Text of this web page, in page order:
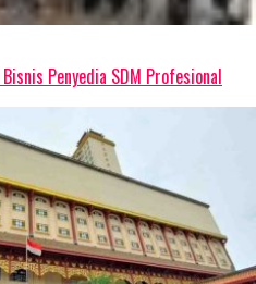
Penyedia SDM Profesional